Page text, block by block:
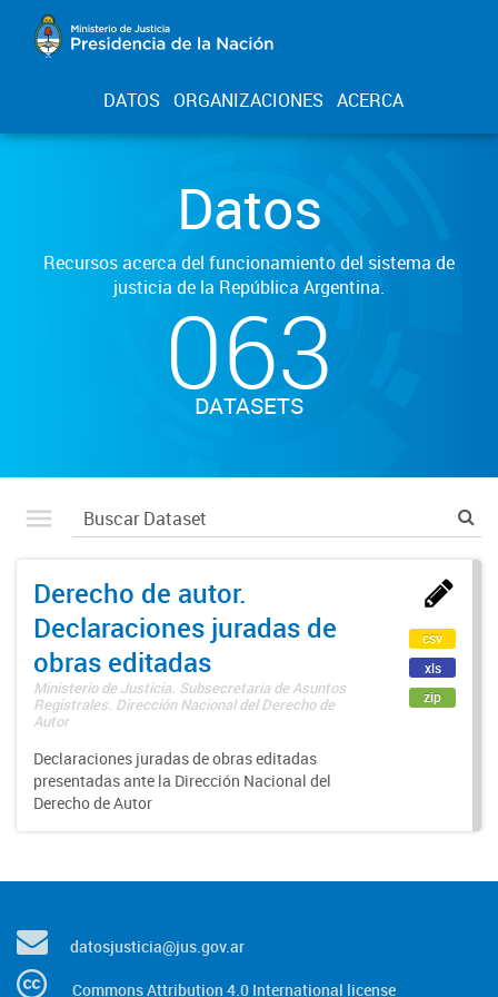
DATOS ORGANIZACIONES ACERCA
Datos
Recursos acerca del funcionamiento del sistema de
justicia de la República Argentina.
063
DATASETS
Derecho de autor.
Declaraciones juradas de
obras editadas
Ministerio de Justicia. Subsecretaría de Asuntos
Registrales. Dirección Nacional del Derecho de
Autor
Declaraciones juradas de obras editadas
presentadas ante la Dirección Nacional del
Derecho de Autor
csv
xls
zip
datosjusticia@jus.gov.ar
Commons Attribution 4.0 International license